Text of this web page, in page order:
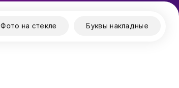
Фото на стекле Буквы накладные